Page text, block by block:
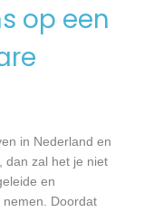
op een
in Nederland en
dan zal het je niet
en
nemen. Doordat